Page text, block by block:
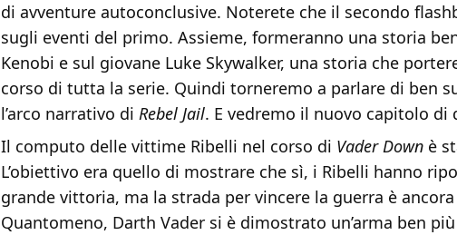
di avventure autoconclusive. Noterete che il secondo
sugli eventi del primo. Assieme, formeranno una storia
Kenobi e sul giovane Luke Skywalker, una storia che
corso di tutta la serie. Quindi torneremo a parlare di ben
l’arco narrativo di Rebel Jail. E vedremo il nuovo capitolo di
Il computo delle vittime Ribelli nel corso di Vader Down è
L’obiettivo era quello di mostrare che sì, i Ribelli hanno
grande vittoria, ma la strada per vincere la guerra è
Quantomeno, Darth Vader si è dimostrato un’arma ben